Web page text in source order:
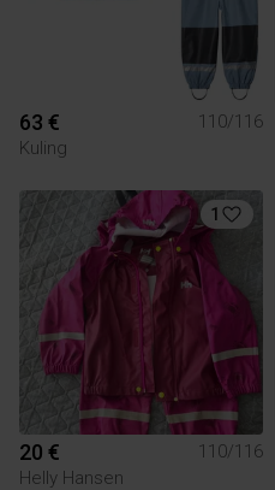
63 €
110/116
Kuling
1
20 €
110/116
Helly Hansen